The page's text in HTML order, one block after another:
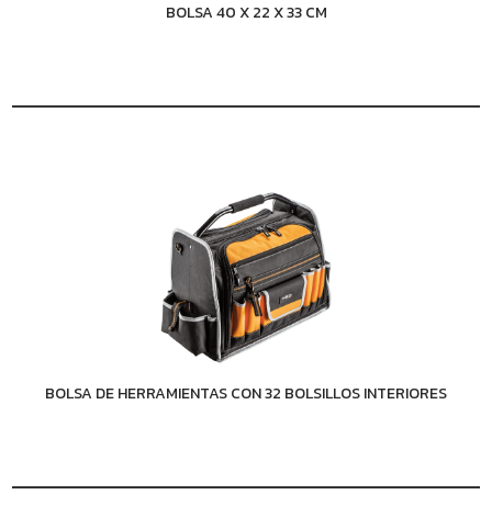
BOLSA 40 X 22 X 33 CM
BOLSA DE HERRAMIENTAS CON 32 BOLSILLOS INTERIORES